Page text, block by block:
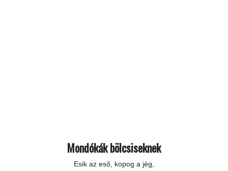
Mondókák bölcsiseknek
Esik az eső, kopog a jég,